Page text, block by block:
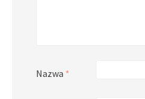
Nazwa *